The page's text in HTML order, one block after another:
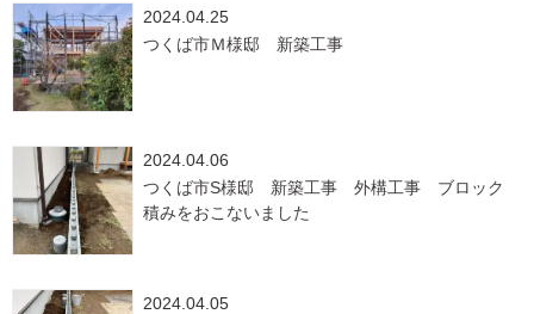
2024.04.25
つくば市Ｍ様邸 新築工事
2024.04.06
つくば市S様邸 新築工事 外構工事 ブロック
積みをおこないました
2024.04.05